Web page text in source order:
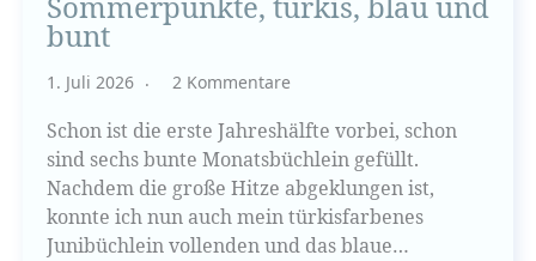
bunt
1. Juli 2026 2 Kommentare
Schon ist die erste Jahreshälfte vorbei, schon
sind sechs bunte Monatsbüchlein gefüllt.
Nachdem die große Hitze abgeklungen ist,
konnte ich nun auch mein türkisfarbenes
Junibüchlein vollenden und das blaue…